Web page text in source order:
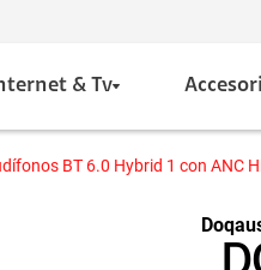
& Tv
BT 6.0 Hybrid 1 con ANC